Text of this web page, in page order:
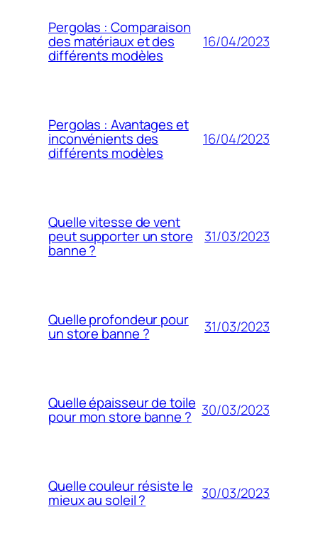
Pergolas : Comparaison
des matériaux et des
différents modèles
16/04/2023
Pergolas : Avantages et
inconvénients des
différents modèles
16/04/2023
Quelle vitesse de vent
peut supporter un store
banne ?
31/03/2023
Quelle profondeur pour
un store banne ? 31/03/2023
Quelle épaisseur de toile
pour mon store banne ? 30/03/2023
Quelle couleur résiste le
mieux au soleil ? 30/03/2023